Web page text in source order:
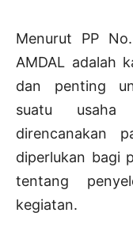
Menurut PP
AMDAL adalah
dan penting
suatu usaha
direncanakan
diperlukan bagi
tentang
kegiatan.